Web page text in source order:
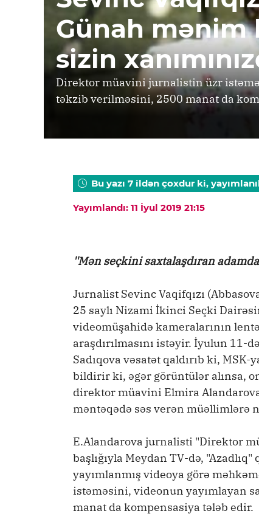
Günah mənim
sizin
Direktor müavini jurnalistin üzr
təkzib verilməsini, 2500 manat da
Bu yazı 7 ildən çoxdur ki,
Yayımlandı: 11 İyul 2019 21:15
''Mən seçkini saxtalaşdıran
Jurnalist Sevinc Vaqifqızı
25 saylı Nizami İkinci Seçki
videomüşahidə kameralarının
araşdırılmasını istəyir. İyulun
Sadıqova vəsatət qaldırıb ki,
bildirir ki, əgər görüntülər alınsa,
direktor müavini Elmira
məntəqədə səs verən müəllimlərə
E.Alandarova jurnalisti "Direktor
başlığıyla Meydan TV-də,
yayımlanmış videoya görə
istəməsini, videonun yayımlayan
manat da kompensasiya tələb edir.